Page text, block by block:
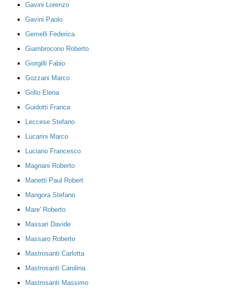
Gavini Lorenzo
Gavini Paolo
Gemelli Federica
Giambrocono Roberto
Giorgilli Fabio
Gozzani Marco
Grillo Elena
Guidotti Franca
Leccese Stefano
Lucarini Marco
Luciano Francesco
Magnani Roberto
Manetti Paul Robert
Mangora Stefano
Mare' Roberto
Massari Davide
Massaro Roberto
Mastrosanti Carlotta
Mastrosanti Carolina
Mastrosanti Massimo